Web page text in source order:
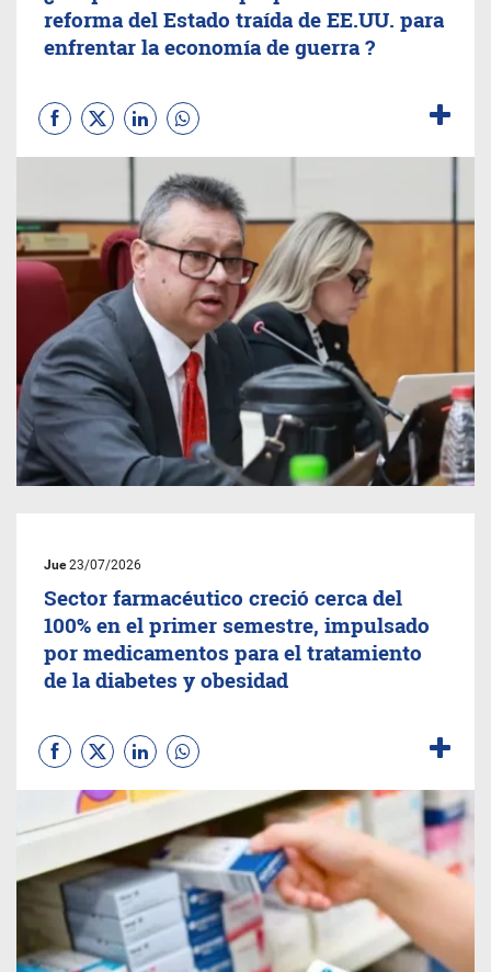
reforma del Estado traída de EE.UU. para
enfrentar la economía de guerra ?
Jue23/07/2026
Sector farmacéutico creció cerca del
100% en el primer semestre, impulsado
por medicamentos para el tratamiento
de la diabetes y obesidad